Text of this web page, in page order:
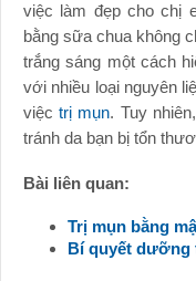
việc làm đẹp cho chị
bằng sữa chua không
trắng sáng một cách
với nhiều loại nguyên
việctrị mụn. Tuy
tránh da bạn bị tổn
Bài liên quan:
Trị mụn bằng
Bí quyết dưỡng